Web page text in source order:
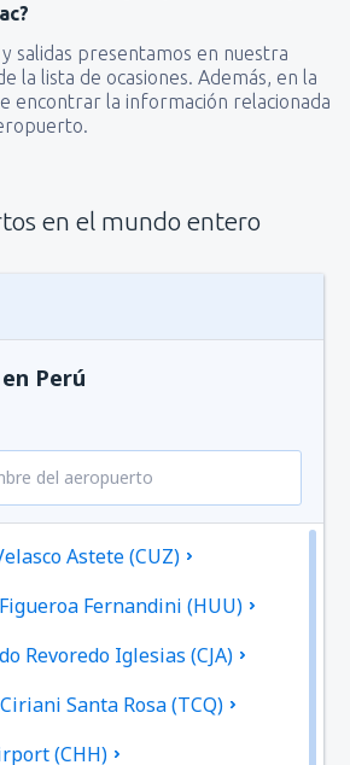
salidas presentamos en nuestra
la lista de ocasiones. Además, en la
encontrar la información relacionada
en el mundo entero
Perú
Astete (CUZ)
Fernandini (HUU)
Revoredo Iglesias (CJA)
Santa Rosa (TCQ)
(CHH)